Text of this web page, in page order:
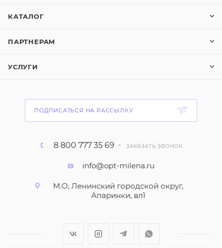
КАТАЛОГ
ПАРТНЕРАМ
УСЛУГИ
ПОДПИСАТЬСЯ НА РАССЫЛКУ
8 800 777 35 69 ЗАКАЗАТЬ ЗВОНОК
info@opt-milena.ru
М.О, Ленинский городской округ,
Апаринки, вл1